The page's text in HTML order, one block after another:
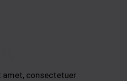
amet, consectetuer